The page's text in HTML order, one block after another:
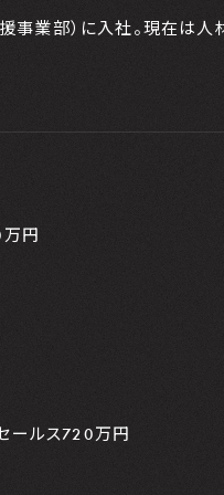
事業部）に入社。現在は人
円
ールス720万円